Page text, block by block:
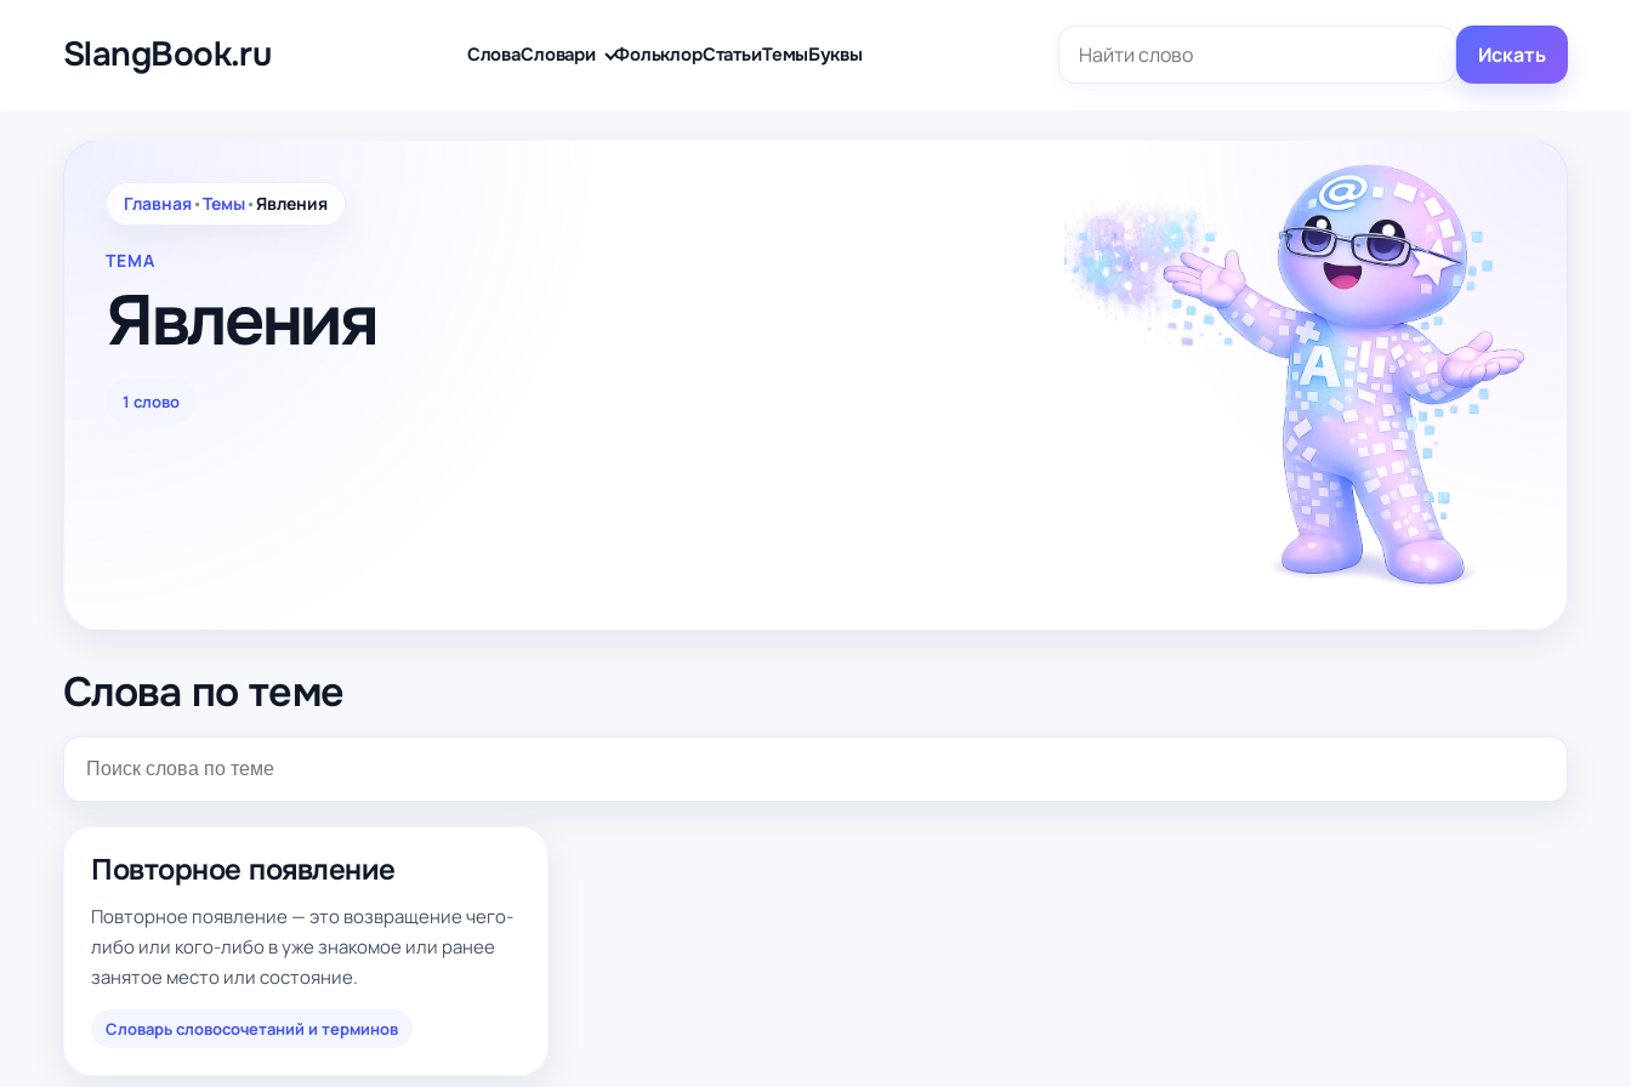
содержимомуSlangBook.ru СловаСловари ФольклорСтатьиТемыБуквы Искать
Главная•Темы•Явления
ТЕМА
Явления
1 слово
Слова по теме
Повторное появление
Повторное появление — это возвращение чего-
либо или кого-либо в уже знакомое или ранее
занятое место или состояние.
Словарь словосочетаний и терминов